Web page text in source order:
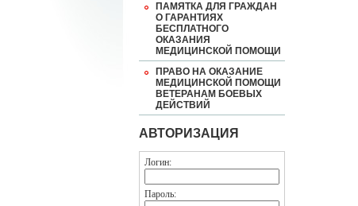
ПАМЯТКА ДЛЯ ГРАЖДАН
О ГАРАНТИЯХ
БЕСПЛАТНОГО
ОКАЗАНИЯ
МЕДИЦИНСКОЙ ПОМОЩИ
ПРАВО НА ОКАЗАНИЕ
МЕДИЦИНСКОЙ ПОМОЩИ
ВЕТЕРАНАМ БОЕВЫХ
ДЕЙСТВИЙ
АВТОРИЗАЦИЯ
Логин:
Пароль: